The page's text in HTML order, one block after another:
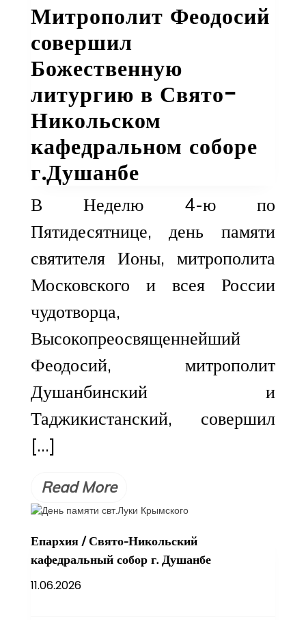
Митрополит Феодосий
совершил
Божественную
литургию в Свято-
Никольском
кафедральном соборе
г.Душанбе
​В Неделю 4-ю по
Пятидесятнице, день памяти
святителя Ионы, митрополита
Московского и всея России
чудотворца,
Высокопреосвященнейший
Феодосий, митрополит
Душанбинский и
Таджикистанский, совершил
[…]
Read More
Епархия/Свято-Никольский
кафедральный собор г. Душанбе
11.06.2026